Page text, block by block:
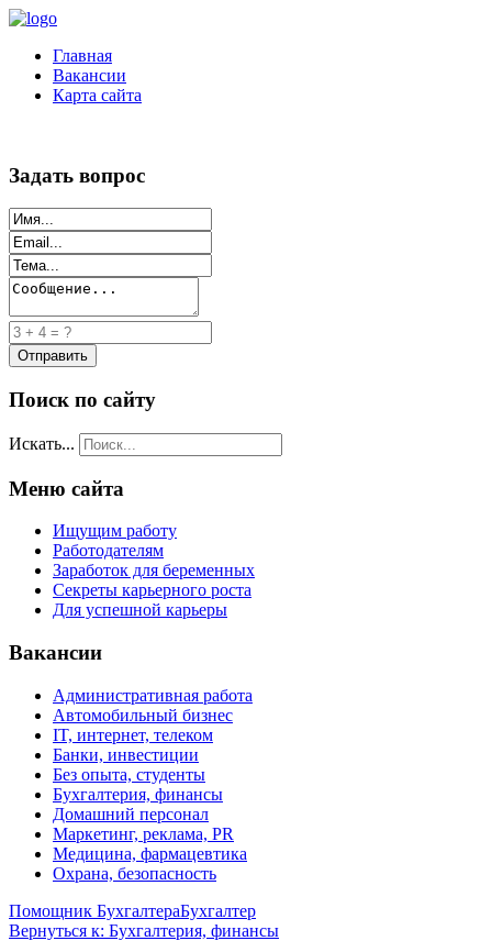
Главная
Вакансии
Карта сайта
Задать вопрос
Поиск по сайту
Искать...
Меню сайта
Ищущим работу
Работодателям
Заработок для беременных
Секреты карьерного роста
Для успешной карьеры
Вакансии
Административная работа
Автомобильный бизнес
IT, интернет, телеком
Банки, инвестиции
Без опыта, студенты
Бухгалтерия, финансы
Домашний персонал
Маркетинг, реклама, PR
Медицина, фармацевтика
Охрана, безопасность
Помощник БухгалтераБухгалтер
Вернуться к: Бухгалтерия, финансы